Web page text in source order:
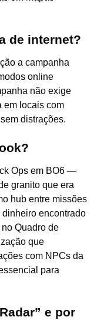
de internet?
a campanha
online
não exige
em locais com
distrações.
Ops em BO6 —
granito que era
hub entre missões
encontrado
Quadro de
que
com NPCs da
para
e por